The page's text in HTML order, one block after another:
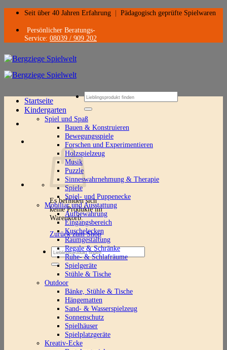
Zum
springen
Seit über 40 Jahren Erfahrung Pädagogisch geprüfte Spielwaren
Persönlicher Beratungs-
Service: 08039 / 909 202
Suchen
nach:
Es befinden sich
keine Produkte im
Warenkorb.
Zurück zum Shop
Suchen
nach:
Startseite
Kindergarten
Spiel und Spaß
Bauen & Konstruieren
Bewegungsspiele
Forschen und Experimentieren
Holzspielzeug
Musik
Puzzle
Sinneswahrnehmung & Therapie
Spiele
Spiel- und Puppenecke
Mobiliar und Ausstattung
Aufbewahrung
Eingangsbereich
Kuschelecken
Raumgestaltung
Regale & Schränke
Ruhe- & Schlafräume
Spielgeräte
Stühle & Tische
Outdoor
Bänke, Stühle & Tische
Hängematten
Sand- & Wasserspielzeug
Sonnenschutz
Spielhäuser
Spielplatzgeräte
Kreativ-Ecke